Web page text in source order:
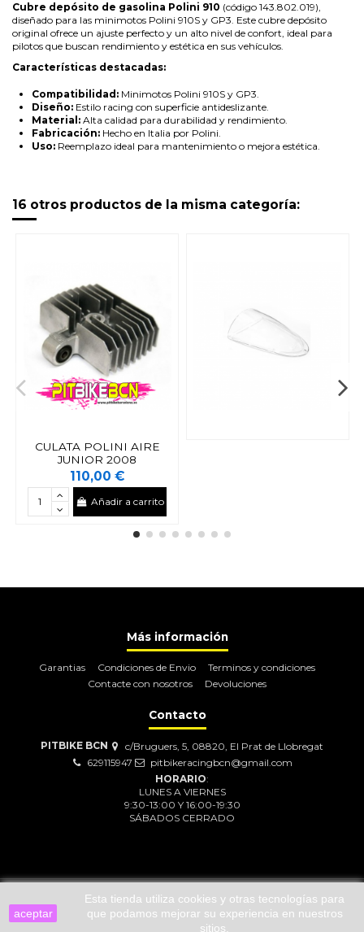
Cubre depósito de gasolina Polini 910 (código 143.802.019),
diseñado para las minimotos Polini 910S y GP3. Este cubre depósito
original ofrece un ajuste perfecto y un alto nivel de confort, ideal para
pilotos que buscan rendimiento y estética en sus vehículos.
Características destacadas:
Compatibilidad: Minimotos Polini 910S y GP3.
Diseño: Estilo racing con superficie antideslizante.
Material: Alta calidad para durabilidad y rendimiento.
Fabricación: Hecho en Italia por Polini.
Uso: Reemplazo ideal para mantenimiento o mejora estética.
16 otros productos de la misma categoría:
CULATA POLINI AIRE
JUNIOR 2008
110,00 €
Añadir a carrito
Más información
Garantias Condiciones de Envio
Terminos y condiciones
Contacte con nosotros
Devoluciones
Contacto
PITBIKE BCN
c/Bruguers, 5, 08820, El Prat de Llobregat
629115947
pitbikeracingbcn@gmail.com
HORARIO:
LUNES A VIERNES
9:30-13:00 Y 16:00-19:30
SÁBADOS CERRADO
aceptar
Esta tienda utiliza cookies y otras tecnologías para
que podamos mejorar su experiencia en nuestros
sitios.
© 2018 Creada por PitbikeBCN;Todos los derechos reservados.